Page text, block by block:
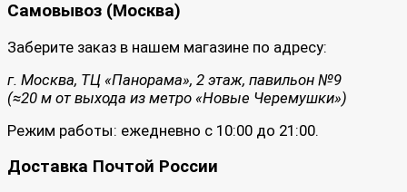
Самовывоз (Москва)
Заберите заказ в нашем магазине по адресу:
г. Москва, ТЦ «Панорама», 2 этаж, павильон №9
(≈20 м от выхода из метро «Новые Черемушки»)
Режим работы: ежедневно с 10:00 до 21:00.
Доставка Почтой России